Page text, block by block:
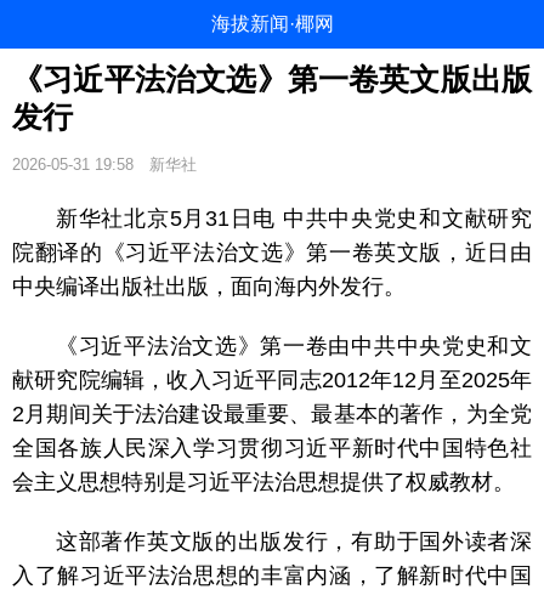
海拔新闻·椰网
《习近平法治文选》第一卷英文版出版
发行
2026-05-31 19:58 新华社
新华社北京5月31日电 中共中央党史和文献研究
院翻译的《习近平法治文选》第一卷英文版，近日由
中央编译出版社出版，面向海内外发行。
《习近平法治文选》第一卷由中共中央党史和文
献研究院编辑，收入习近平同志2012年12月至2025年
2月期间关于法治建设最重要、最基本的著作，为全党
全国各族人民深入学习贯彻习近平新时代中国特色社
会主义思想特别是习近平法治思想提供了权威教材。
这部著作英文版的出版发行，有助于国外读者深
入了解习近平法治思想的丰富内涵，了解新时代中国